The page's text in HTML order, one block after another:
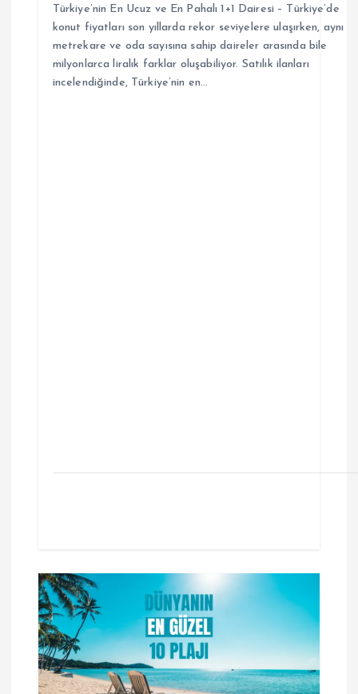
Türkiye’nin En Ucuz ve En Pahalı 1+1 Dairesi – Türkiye’de
konut fiyatları son yıllarda rekor seviyelere ulaşırken, aynı
metrekare ve oda sayısına sahip daireler arasında bile
milyonlarca liralık farklar oluşabiliyor. Satılık ilanları
incelendiğinde, Türkiye’nin en…